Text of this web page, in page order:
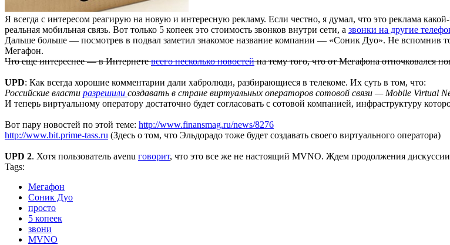
Я всегда с интересом реагирую на новую и интересную рекламу. Если честно, я думал, что это реклама
реальная мобильная связь. Вот только 5 копеек это стоимость звонков внутри сети, а звонки на другие
Дальше больше — посмотрев в подвал заметил знакомое название компании — «Соник Дуо». Не вспомнив
Мегафон.
Что еще интереснее — в Интернетевсего несколько новостейна тему того, что от Мегафона отпочковался
UPD: Как всегда хорошие комментарии дали хабролюди, разбирающиеся в телекоме. Их суть в том, что:
Российские власти разрешили создавать в стране виртуальных операторов сотовой связи — Mobile Virtual
И теперь виртуальному оператору достаточно будет согласовать с сотовой компанией, инфраструктуру
Вот пару новостей по этой теме: http://www.finansmag.ru/news/8276
http://www.bit.prime-tass.ru (Здесь о том, что Эльдорадо тоже будет создавать своего виртуального оператора)
UPD 2. Хотя пользователь avenu говорит, что это все же не настоящий MVNO. Ждем продолжения
Tags:
Мегафон
Соник Дуо
просто
5 копеек
звони
MVNO